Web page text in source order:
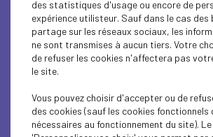
en plus exigeant, les dirigeants et cadres
anticiper et maîtriser les risques juridiques
entreprise et sur eux-mêmes. Une mise en
avoir des conséquences lourdes, tant sur le
Au programme :
des statistiques d'usage ou encore de
expérience utilisteur. Sauf dans le cas des
partage sur les réseaux sociaux, les
ne sont transmises à aucun tiers. Votre
de refuser les cookies n'affectera pas
le site.
Vous pouvez choisir d'accepter ou de
des cookies (sauf les cookies fonctionnels
nécessaires au fonctionnement du site).